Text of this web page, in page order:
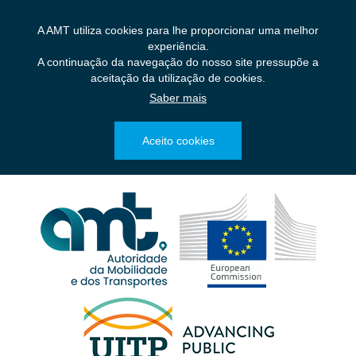
A AMT utiliza cookies para lhe proporcionar uma melhor
experiência.
A continuação da navegação do nosso site pressupõe a
aceitação da utilização de cookies.
Saber mais
Aceito cookies